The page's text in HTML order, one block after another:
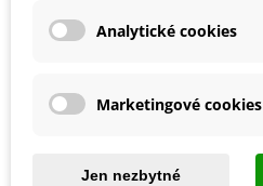
Analytické cookies
Marketingové cookies
Jen nezbytné